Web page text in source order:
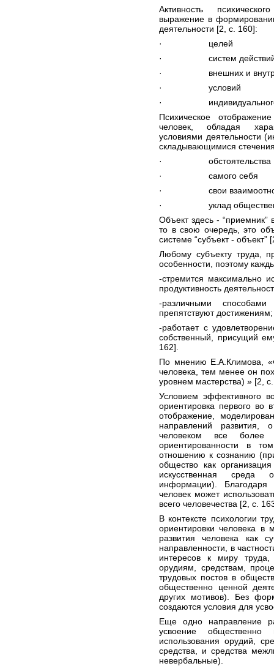
Активность
выражение в
деятельности [2, с. 160]:
· целей
· систем
· внешних и
· условий
· индивидуального
Психическое
человек, обладая
условиями деятельности
складывающимися
· обстоятельства
· самого себя
· свои
· уклад
Объект здесь - “приемник”
то в свою очередь, это
системе “субъект - объект”
Любому субъекту труда,
особенности, поэтому
-стремится максимально
продуктивность
-различными
препятствуют достижениям;
-работает с
собственный, присущий
162].
По мнению Е.А.Климова,
человека, тем менее он
уровнем мастерства) » [2,
Условием эффективного
ориентировка первого во
отображение,
направлений
человеком все более
ориентированности в
отношению к сознанию
общество как
искусственная среда
информации).
человек может
всего человечества [2, с.
В контексте психологии
ориентировки человека
развития человека как
направленности, в
интересов к миру
орудиям, средствам,
трудовых постов в
общественно ценной
других мотивов). Без
создаются условия для
Еще одно направление
усвоение общественно
использования орудий,
средства, и средства
невербальные).